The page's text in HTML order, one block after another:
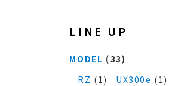
LINE UP
MODEL (33)
RZ (1) UX300e (1)